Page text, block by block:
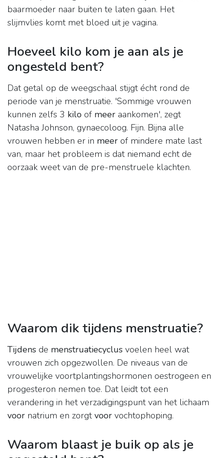
baarmoeder naar buiten te laten gaan. Het
slijmvlies komt met bloed uit je vagina.
Hoeveel kilo kom je aan als je
ongesteld bent?
Dat getal op de weegschaal stijgt écht rond de
periode van je menstruatie. 'Sommige vrouwen
kunnen zelfs 3 kilo of meer aankomen', zegt
Natasha Johnson, gynaecoloog. Fijn. Bijna alle
vrouwen hebben er in meer of mindere mate last
van, maar het probleem is dat niemand echt de
oorzaak weet van de pre-menstruele klachten.
Waarom dik tijdens menstruatie?
Tijdens de menstruatiecyclus voelen heel wat
vrouwen zich opgezwollen. De niveaus van de
vrouwelijke voortplantingshormonen oestrogeen en
progesteron nemen toe. Dat leidt tot een
verandering in het verzadigingspunt van het lichaam
voor natrium en zorgtvoor vochtophoping.
Waarom blaast je buik op als je